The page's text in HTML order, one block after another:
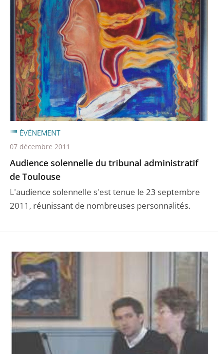
Audience solennelle du tribunal administratif
de Toulouse
L'audience solennelle s'est tenue le 23 septembre
2011, réunissant de nombreuses personnalités.
ÉVÉNEMENT
07 décembre 2011